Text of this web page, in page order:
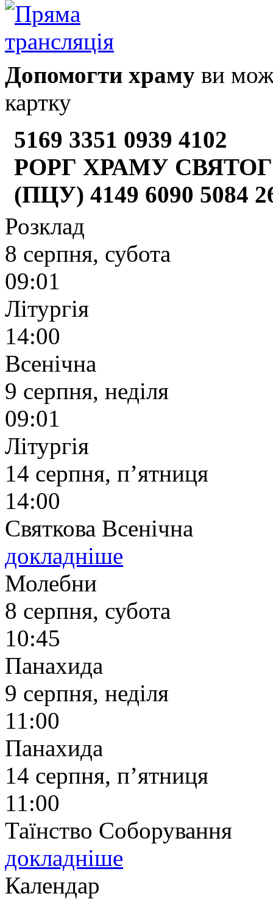
Допомогти храму ви
картку
5169 3351 0939 4102
РОРГ ХРАМУ
(ПЦУ) 4149 6090 5084
Розклад
8 серпня, субота
09:01
Літургія
14:00
Всенічна
9 серпня, неділя
09:01
Літургія
14 серпня, п’ятниця
14:00
Святкова Всенічна
докладніше
Молебни
8 серпня, субота
10:45
Панахида
9 серпня, неділя
11:00
Панахида
14 серпня, п’ятниця
11:00
Таїнство Соборування
докладніше
Календар